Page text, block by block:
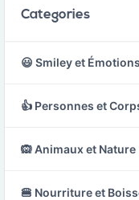
Categories
😃 Smiley et Émotions
👍 Personnes et
🙉 Animaux et Nature
🍔 Nourriture et